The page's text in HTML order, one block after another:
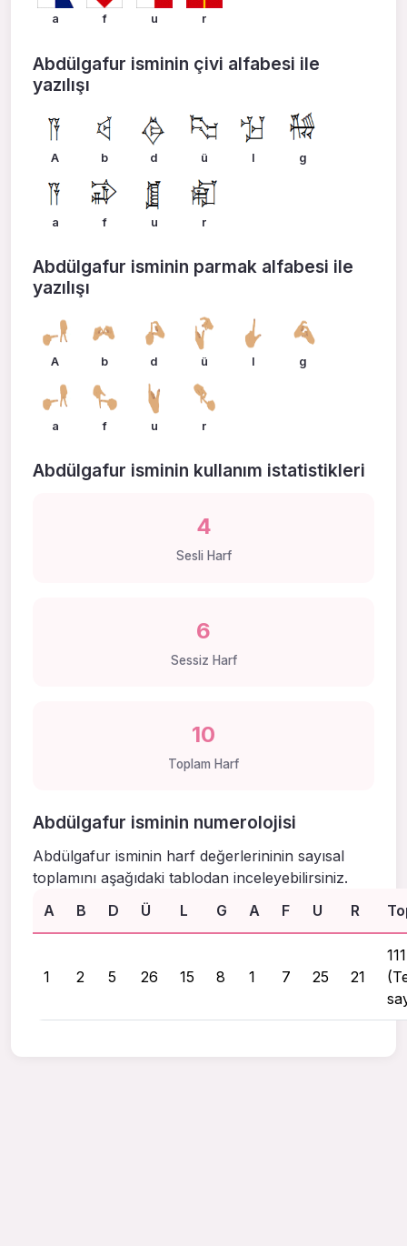
a f u r
Abdülgafur isminin çivi alfabesi ile
yazılışı
A b d ü l g
a f u r
Abdülgafur isminin parmak alfabesi ile
yazılışı
A b d ü l g
a f u r
Abdülgafur isminin kullanım istatistikleri
4
Sesli Harf
6
Sessiz Harf
10
Toplam Harf
Abdülgafur isminin numerolojisi
Abdülgafur isminin harf değerlerininin sayısal
toplamını aşağıdaki tablodan inceleyebilirsiniz.
A
B D Ü L G A F U R
1 2 5 26 15 8 1 7 25 21
111